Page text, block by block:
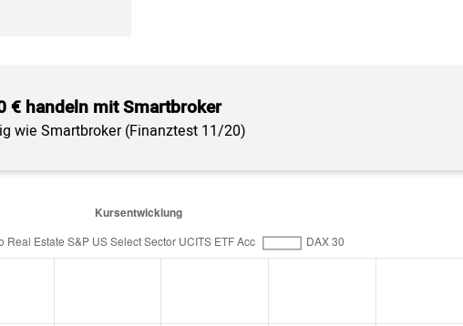
€ handeln mit Smartbroker
wie Smartbroker (Finanztest 11/20)